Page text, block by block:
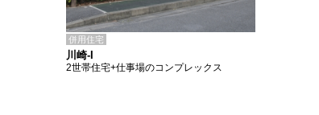
併用住宅
川崎-I
2世帯住宅+仕事場のコンプレックス